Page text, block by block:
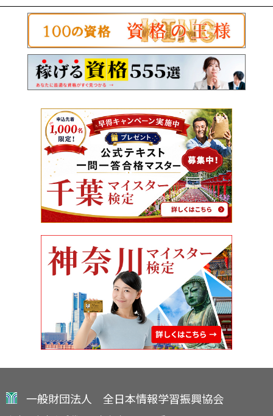
一般財団法人 全日本情報学習振興協会